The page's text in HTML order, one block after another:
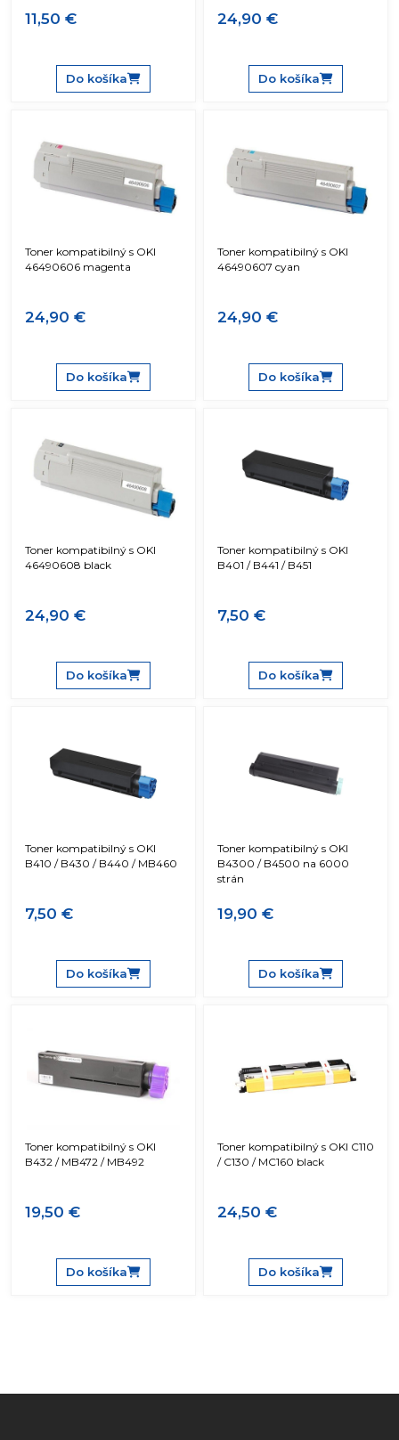
11,50 €
Do košíka
24,90 €
Do košíka
Toner kompatibilný s OKI
46490606 magenta
24,90 €
Do košíka
Toner kompatibilný s OKI
46490607 cyan
24,90 €
Do košíka
Toner kompatibilný s OKI
46490608 black
24,90 €
Do košíka
Toner kompatibilný s OKI
B401 / B441 / B451
7,50 €
Do košíka
Toner kompatibilný s OKI
B410 / B430 / B440 / MB460
7,50 €
Do košíka
Toner kompatibilný s OKI
B4300 / B4500 na 6000
strán
19,90 €
Do košíka
Toner kompatibilný s OKI
B432 / MB472 / MB492
19,50 €
Do košíka
Toner kompatibilný s OKI C110
/ C130 / MC160 black
24,50 €
Do košíka